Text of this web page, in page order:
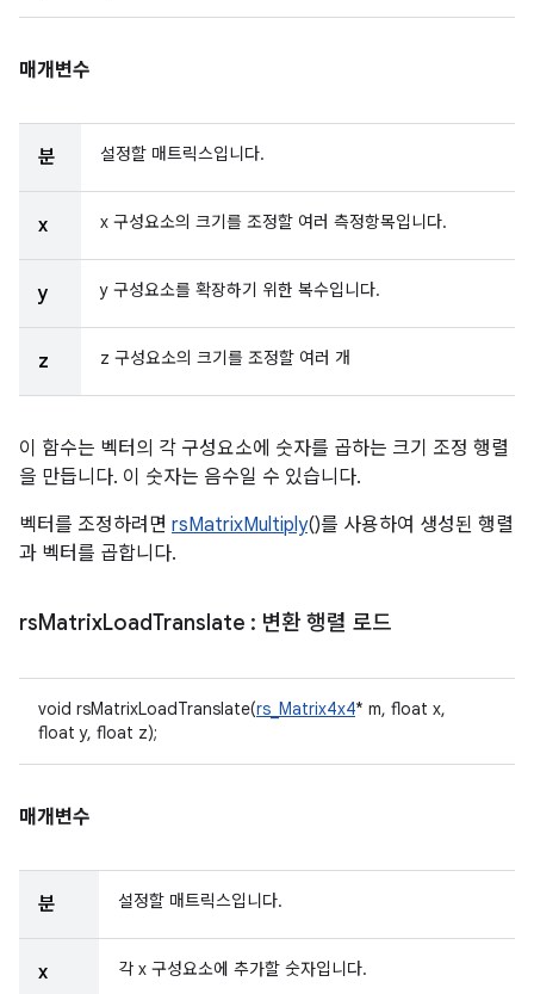
매개변수
분 설정할 매트릭스입니다.
x x 구성요소의 크기를 조정할 여러 측정항목입니다.
y y 구성요소를 확장하기 위한 복수입니다.
z z 구성요소의 크기를 조정할 여러 개
이 함수는 벡터의 각 구성요소에 숫자를 곱하는 크기 조정 행렬
을 만듭니다. 이 숫자는 음수일 수 있습니다.
벡터를 조정하려면 rsMatrixMultiply()를 사용하여 생성된 행렬
과 벡터를 곱합니다.
rsMatrixLoadTranslate : 변환 행렬 로드
void rsMatrixLoadTranslate(rs_Matrix4x4* m, float x,
float y, float z);
매개변수
분 설정할 매트릭스입니다.
x 각 x 구성요소에 추가할 숫자입니다.